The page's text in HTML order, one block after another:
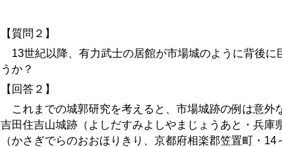
【質問２】
13世紀以降、有力武士の居館が市場城のように背後に
うか？
【回答２】
これまでの城郭研究を考えると、 市場城跡の例は意外
吉田住吉山城跡（よしだすみよしやまじょう あと ・兵庫
（かさぎでらのおおほりきり
、京都府相楽郡笠置町・